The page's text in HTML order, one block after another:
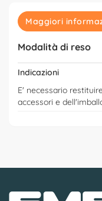
Maggiori
Modalità di reso
Indicazioni
E' necessario
accessori e